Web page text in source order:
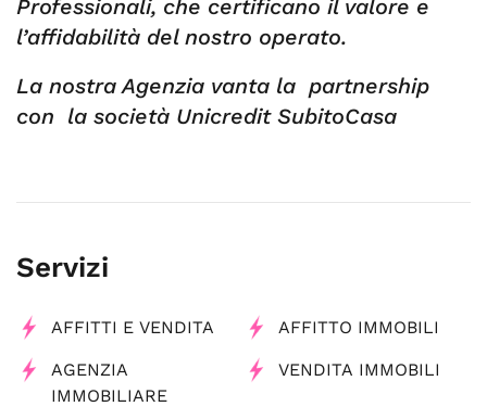
Professionali, che certificano il valore e
l’affidabilità del nostro operato.
La nostra Agenzia vanta la partnership
con la società Unicredit SubitoCasa
Servizi
AFFITTI E VENDITA AFFITTO IMMOBILI
AGENZIA
IMMOBILIARE
VENDITA IMMOBILI